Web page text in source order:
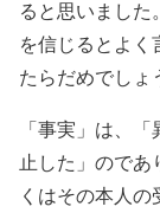
ると思いまし
を信じるとよく
たらだめでしょ
「事実」は、
止した」ので
くはその本人